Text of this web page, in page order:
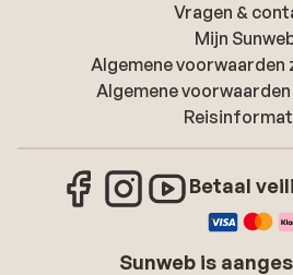
Vragen &
Mijn
Algemene voorwaarden
Algemene
Betaal
Sunweb is